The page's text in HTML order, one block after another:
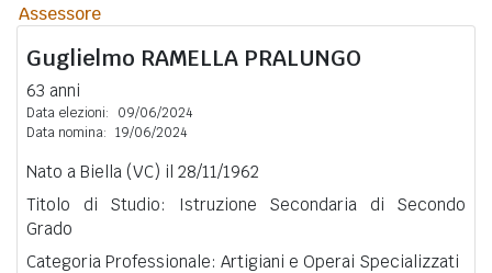
Assessore
Guglielmo RAMELLA PRALUNGO
63 anni
Data elezioni:
09/06/2024
Data nomina: 19/06/2024
Nato a Biella (VC) il 28/11/1962
Titolo di Studio: Istruzione Secondaria di Secondo
Grado
Categoria Professionale: Artigiani e Operai Specializzati